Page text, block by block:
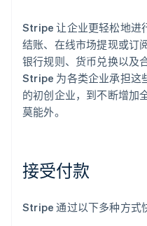
Stripe 让企业更轻松地进
结账、在线市场提现或订
银行规则、货币兑换以及
Stripe 为各类企业承担这
的初创企业，到不断增加
莫能外。
接受付款
Stripe 通过以下多种方式